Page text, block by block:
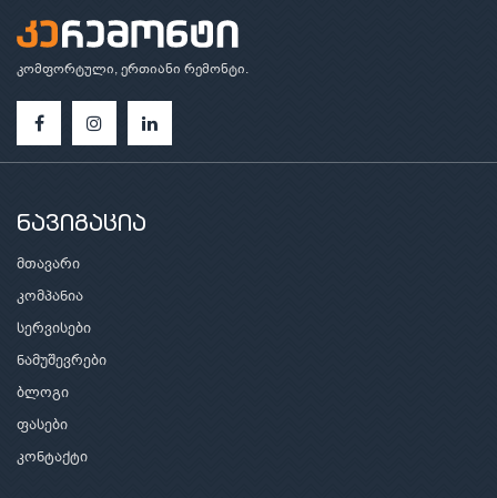
კომფორტული, ერთიანი რემონტი.
ნავიგაცია
მთავარი
კომპანია
სერვისები
ნამუშევრები
ბლოგი
ფასები
კონტაქტი